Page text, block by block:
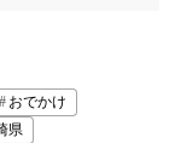
おでかけ
県